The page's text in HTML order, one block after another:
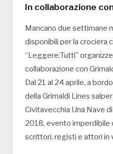
In collaborazione
Mancano due settimane
disponibili per la crociera
“Leggere:Tutti”
collaborazione con
Dal 21 al 24 aprile, a
della Grimaldi Lines
Civitavecchia Una Nave
2018, evento imperdibile
scrittori, registi e attori in